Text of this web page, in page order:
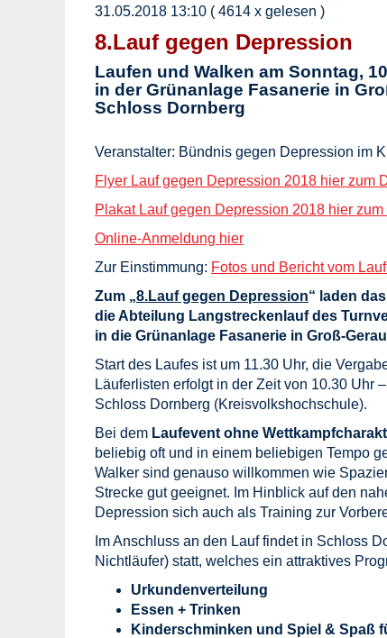
31.05.2018 13:10 ( 4614 x gelesen )
8.Lauf gegen Depression
Laufen und Walken am Sonntag,
in der Grünanlage Fasanerie in
Schloss Dornberg
Veranstalter: Bündnis gegen Depression im
Flyer Lauf gegen Depression 2018 hier zum
Plakat Lauf gegen Depression 2018 hier
Online-Anmeldung hier
Zur Einstimmung: Fotos und Bericht vom
Zum „8.Lauf gegen Depression“ laden
die Abteilung Langstreckenlauf des
in die Grünanlage Fasanerie in Groß-
Start des Laufes ist um 11.30 Uhr, die
Läuferlisten erfolgt in der Zeit von 10.30 Uhr
Schloss Dornberg (Kreisvolkshochschule).
Bei dem Laufevent ohne
beliebig oft und in einem beliebigen Tempo
Walker sind genauso willkommen wie
Strecke gut geeignet. Im Hinblick auf den
Depression sich auch als Training zur
Im Anschluss an den Lauf findet in Schloss
Nichtläufer) statt, welches ein attraktives
Urkundenverteilung
Essen + Trinken
Kinderschminken und Spiel & Spaß